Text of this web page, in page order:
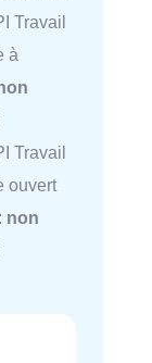
Travail
à
Travail
ouvert
non